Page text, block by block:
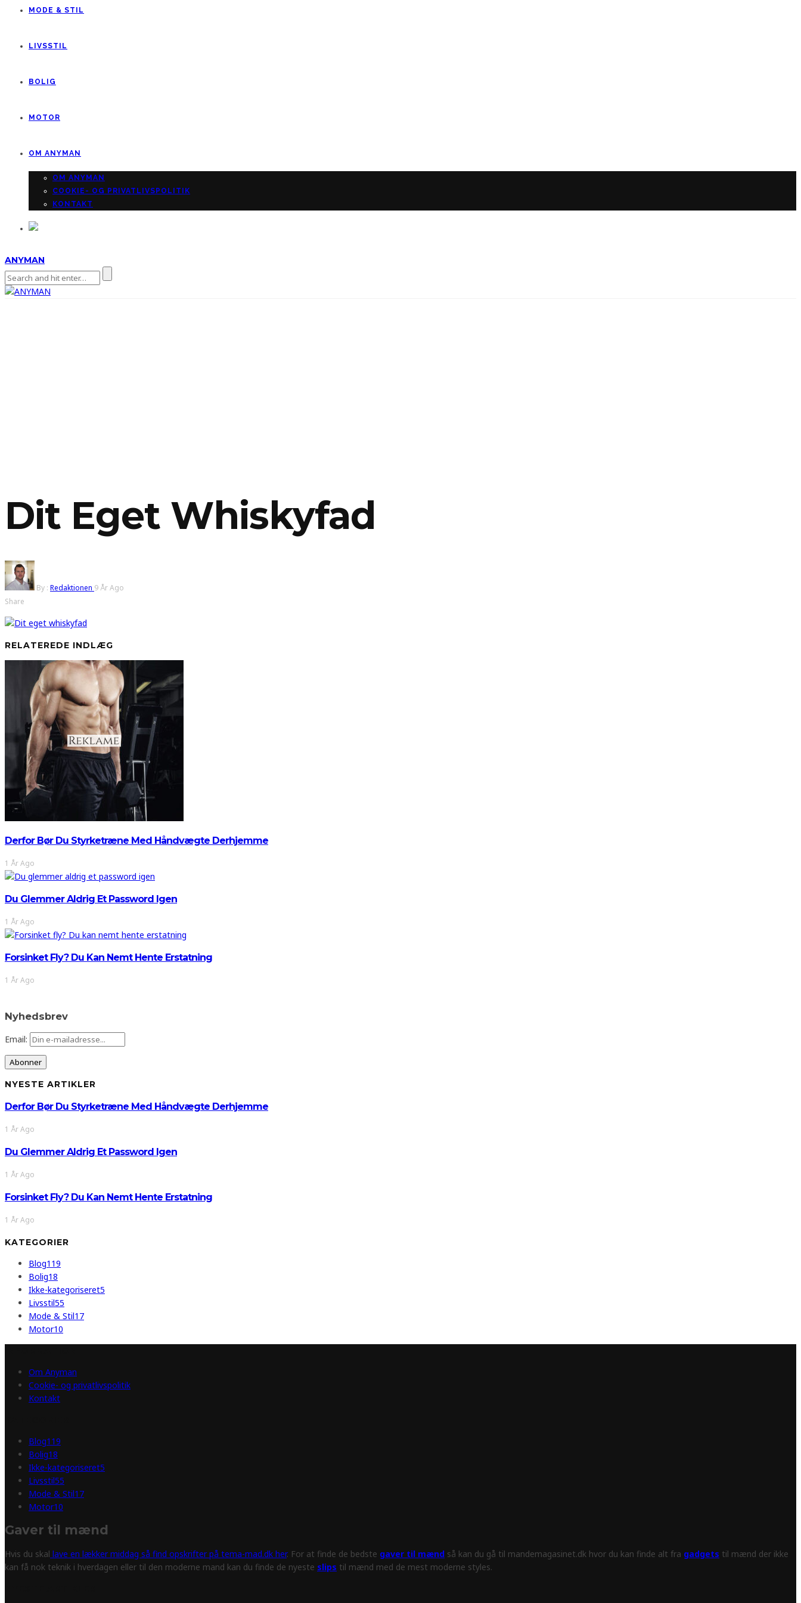
MODE & STIL
LIVSSTIL
BOLIG
MOTOR
OM ANYMAN
OM ANYMAN
COOKIE- OG PRIVATLIVSPOLITIK
KONTAKT
ANYMAN
Dit Eget Whiskyfad
By : Redaktionen 9 År Ago
Share
RELATEREDE INDLÆG
Derfor Bør Du Styrketræne Med Håndvægte Derhjemme
1 År Ago
Du Glemmer Aldrig Et Password Igen
1 År Ago
Forsinket Fly? Du Kan Nemt Hente Erstatning
1 År Ago
Nyhedsbrev
Email:
NYESTE ARTIKLER
Derfor Bør Du Styrketræne Med Håndvægte Derhjemme
1 År Ago
Du Glemmer Aldrig Et Password Igen
1 År Ago
Forsinket Fly? Du Kan Nemt Hente Erstatning
1 År Ago
KATEGORIER
Blog119
Bolig18
Ikke-kategoriseret5
Livsstil55
Mode & Stil17
Motor10
Om Anyman
Cookie- og privatlivspolitik
Kontakt
Blog119
Bolig18
Ikke-kategoriseret5
Livsstil55
Mode & Stil17
Motor10
Gaver til mænd
Hvis du skal lave en lækker middag så find opskrifter på tema-mad.dk her. For at finde de bedste gaver til mænd så kan du gå til mandemagasinet.dk hvor du kan finde alt fra gadgets til mænd der ikke
kan få nok teknik i hverdagen eller til den moderne mand kan du finde de nyeste slips til mænd med de mest moderne styles.